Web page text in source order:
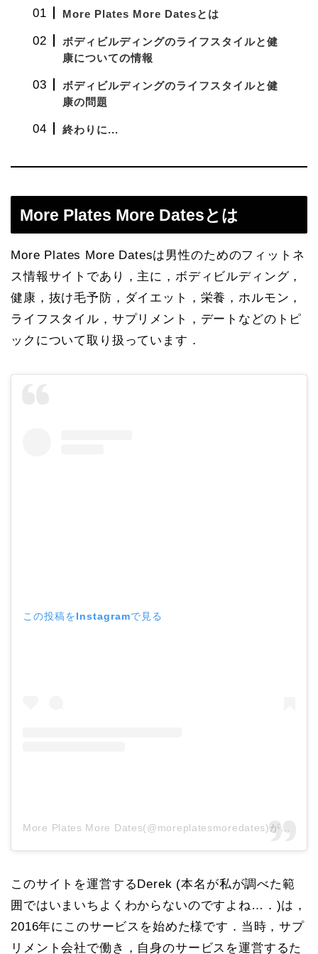
More Plates More Datesとは
ボディビルディングのライフスタイルと健
康についての情報
ボディビルディングのライフスタイルと健
康の問題
終わりに...
More Plates More Datesとは
More Plates More Datesは男性のためのフィットネ
ス情報サイトであり，主に，ボディビルディング，
健康，抜け毛予防，ダイエット，栄養，ホルモン，
ライフスタイル，サプリメント，デートなどのトピ
ックについて取り扱っています．
この投稿をInstagramで見る
このサイトを運営するDerek (本名が私が調べた範
囲ではいまいちよくわからないのですよね…．)は，
2016年にこのサービスを始めた様です．当時，サプ
リメント会社で働き，自身のサービスを運営するた